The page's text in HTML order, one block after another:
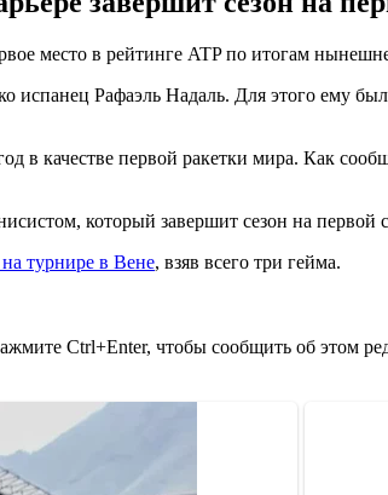
место в рейтинге ATP по итогам
испанец Рафаэль Надаль. Для этого ему
в качестве первой ракетки мира. Как
который завершит сезон на первой
турнире в Вене, взяв всего три гейма.
Ctrl+Enter, чтобы сообщить об этом